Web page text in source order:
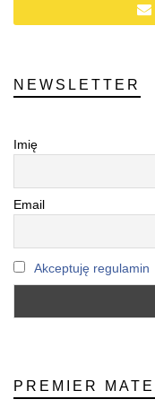
NEWSLETTER
Imię
Email
Akceptuję regulamin
PREMIER